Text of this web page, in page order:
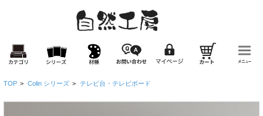
TOP > Colin シリーズ > テレビ台・テレビボード